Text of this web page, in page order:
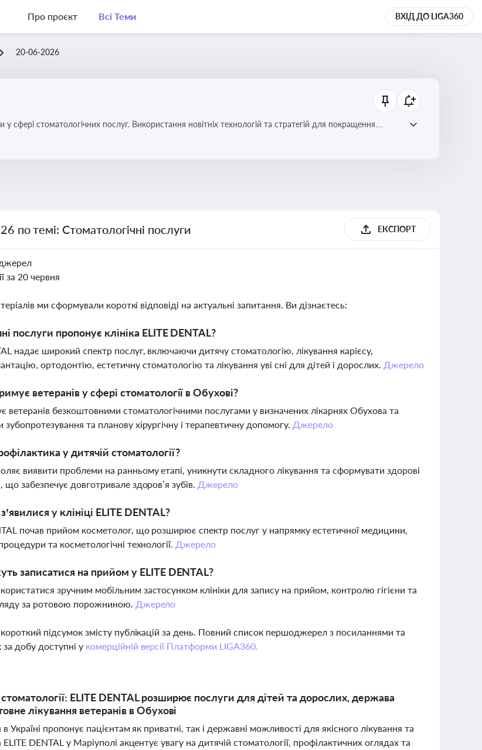
Про проєкт Всі Теми ВХІД ДО LIGA360
20-06-2026
послуг. Використання новітніх технологій та стратегій для покращення
по темі: Стоматологічні послуги ЕКСПОРТ
за 20 червня
ми сформували короткі відповіді на актуальні запитання. Ви дізнаєтесь:
послуги пропонує клініка ELITE DENTAL?
надає широкий спектр послуг, включаючи дитячу стоматологію, лікування карієсу,
ортодонтію, естетичну стоматологію та лікування уві сні для дітей і дорослих. Джерело
ветеранів у сфері стоматології в Обухові?
ветеранів безкоштовними стоматологічними послугами у визначених лікарнях Обухова та
та планову хірургічну і терапевтичну допомогу. Джерело
у дитячій стоматології?
виявити проблеми на ранньому етапі, уникнути складного лікування та сформувати здорові
що забезпечує довготривале здоров’я зубів. Джерело
у клініці ELITE DENTAL?
почав прийом косметолог, що розширює спектр послуг у напрямку естетичної медицини,
та косметологічні технології. Джерело
записатися на прийом у ELITE DENTAL?
зручним мобільним застосунком клініки для запису на прийом, контролю гігієни та
за ротовою порожниною. Джерело
підсумок змісту публікацій за день. Повний список першоджерел з посиланнями та
добу доступні у комерційній версії Платформи LIGA360.
ELITE DENTAL розширює послуги для дітей та дорослих, держава
лікування ветеранів в Обухові
Україні пропонує пацієнтам як приватні, так і державні можливості для якісного лікування та
ELITE DENTAL у Маріуполі акцентує увагу на дитячій стоматології, профілактичних оглядах та